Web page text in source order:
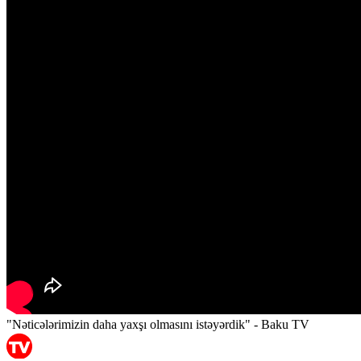
"Nəticələrimizin daha yaxşı olmasını istəyərdik" - Baku TV